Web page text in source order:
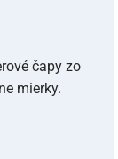
čapy zo
mierky.